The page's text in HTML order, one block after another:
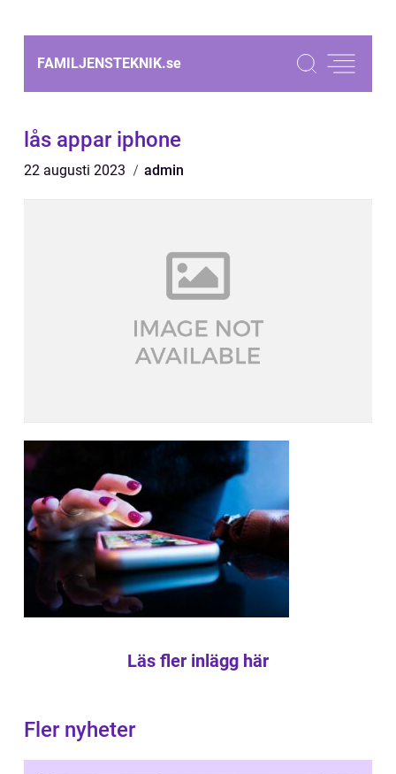
FAMILJENSTEKNIK.se
lås appar iphone
22 augusti 2023 admin
Läs fler inlägg här
Fler nyheter